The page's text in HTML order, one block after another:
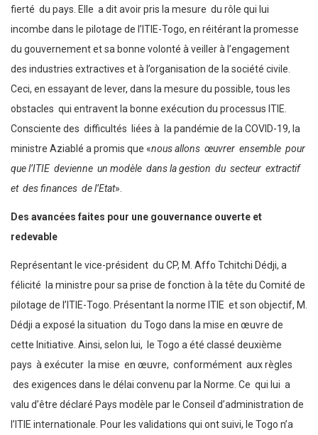
fierté du pays. Elle a dit avoir pris la mesure du rôle qui lui
incombe dans le pilotage de l’ITIE-Togo, en réitérant la promesse
du gouvernement et sa bonne volonté à veiller à l’engagement
des industries extractives et à l’organisation de la société civile.
Ceci, en essayant de lever, dans la mesure du possible, tous les
obstacles qui entravent la bonne exécution du processus ITIE.
Consciente des difficultés liées à la pandémie de la COVID-19, la
ministre Aziablé a promis que «nous allons œuvrer ensemble pour
que l’ITIE devienne un modèle dans la gestion du secteur extractif
et des finances de l’Etat».
Des avancées faites pour une gouvernance ouverte et
redevable
Représentant le vice-président du CP, M. Affo Tchitchi Dédji, a
félicité la ministre pour sa prise de fonction à la tête du Comité de
pilotage de l’ITIE-Togo. Présentant la norme ITIE et son objectif, M.
Dédji a exposé la situation du Togo dans la mise en œuvre de
cette Initiative. Ainsi, selon lui, le Togo a été classé deuxième
pays à exécuter la mise en œuvre, conformément aux règles
des exigences dans le délai convenu par la Norme. Ce qui lui a
valu d’être déclaré Pays modèle par le Conseil d’administration de
l’ITIE internationale. Pour les validations qui ont suivi, le Togo n’a